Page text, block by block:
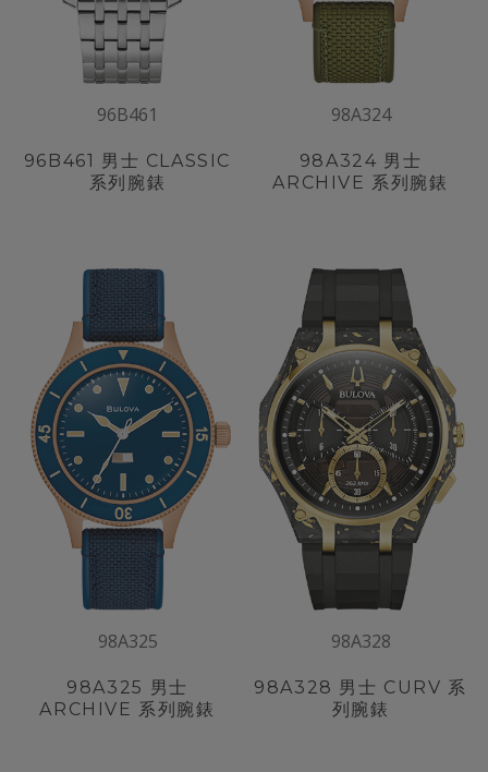
96B461
96B461 男士 CLASSIC
系列腕錶
98A324
98A324 男士
ARCHIVE 系列腕錶
98A325
98A325 男士
ARCHIVE 系列腕錶
98A328
98A328 男士 CURV 系
列腕錶